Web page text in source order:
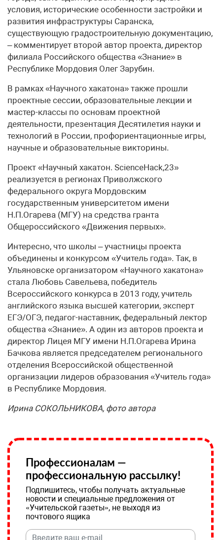
условия, исторические особенности застройки и
развития инфраструктуры Саранска,
существующую градостроительную документацию,
– комментирует второй автор проекта, директор
филиала Российского общества «Знание» в
Республике Мордовия Олег Зарубин.
В рамках «Научного хакатона» также прошли
проектные сессии, образовательные лекции и
мастер-классы по основам проектной
деятельности, презентация Десятилетия науки и
технологий в России, профориентационные игры,
научные и образовательные викторины.
Проект «Научный хакатон. ScienceHack,23»
реализуется в регионах Приволжского
федерального округа Мордовским
государственным университетом имени
Н.П.Огарева (МГУ) на средства гранта
Общероссийского «Движения первых».
Интересно, что школы – участницы проекта
объединены и конкурсом «Учитель года». Так, в
Ульяновске организатором «Научного хакатона»
стала Любовь Савельева, победитель
Всероссийского конкурса в 2013 году, учитель
английского языка высшей категории, эксперт
ЕГЭ/ОГЭ, педагог-наставник, федеральный лектор
общества «Знание». А один из авторов проекта и
директор Лицея МГУ имени Н.П.Огарева Ирина
Бачкова является председателем регионального
отделения Всероссийской общественной
организации лидеров образования «Учитель года»
в Республике Мордовия.
Ирина СОКОЛЬНИКОВА, фото автора
Профессионалам —
профессиональную рассылку!
Подпишитесь, чтобы получать актуальные
новости и специальные предложения от
«Учительской газеты», не выходя из
почтового ящика